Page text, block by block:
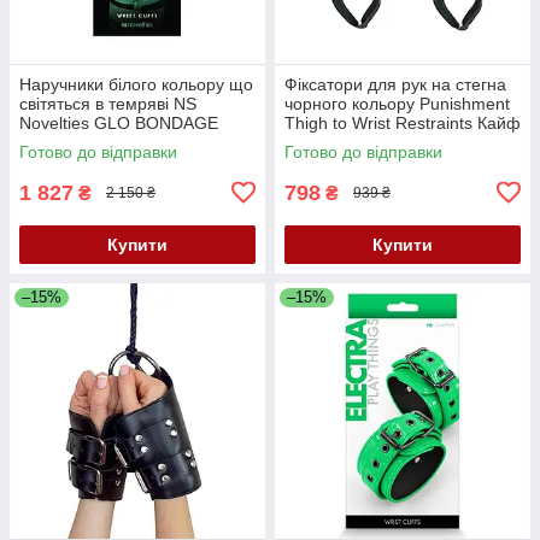
Наручники білого кольору що
світяться в темряві NS
Novelties GLO BONDAGE
Кайф
Готово до відправки
1 827 ₴ 2 150 ₴
Купити
Фіксатори для рук на стегна
чорного кольору Punishment
Thigh to Wrist Restraints Кайф
Готово до відправки
798 ₴ 939 ₴
Купити
–15% –15%